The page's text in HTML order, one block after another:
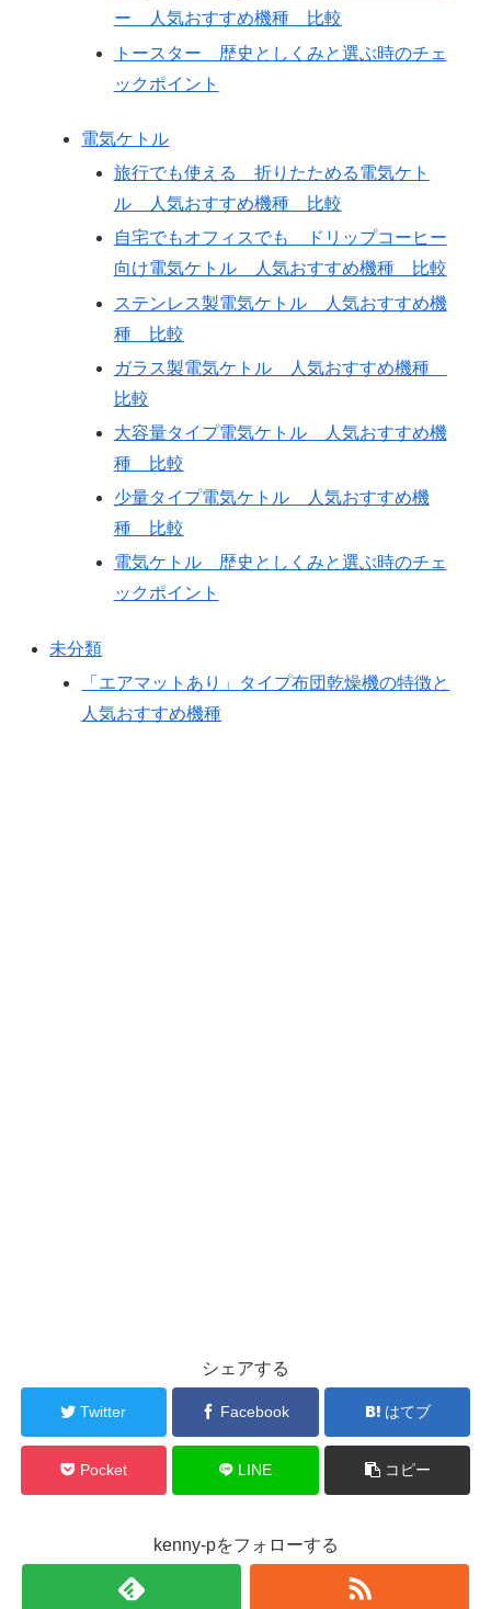
ー 人気おすすめ機種 比較
トースター 歴史としくみと選ぶ時のチェ
ックポイント
電気ケトル
旅行でも使える 折りたためる電気ケト
ル 人気おすすめ機種 比較
自宅でもオフィスでも ドリップコーヒー
向け電気ケトル 人気おすすめ機種 比較
ステンレス製電気ケトル 人気おすすめ機
種 比較
ガラス製電気ケトル 人気おすすめ機種
比較
大容量タイプ電気ケトル 人気おすすめ機
種 比較
少量タイプ電気ケトル 人気おすすめ機
種 比較
電気ケトル 歴史としくみと選ぶ時のチェ
ックポイント
未分類
「エアマットあり」タイプ布団乾燥機の特徴と
人気おすすめ機種
シェアする
Twitter Facebook はてブ
Pocket LINE コピー
kenny-pをフォローする